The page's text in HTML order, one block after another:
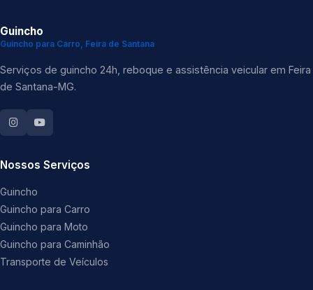
Guincho
Guincho para Carro, Feira de Santana
Serviços de guincho 24h, reboque e assistência veicular em Feira
de Santana-MG.
Nossos Serviços
Guincho
Guincho para Carro
Guincho para Moto
Guincho para Caminhão
Transporte de Veículos